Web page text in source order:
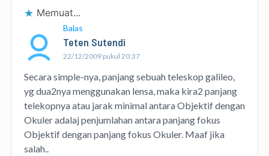
Memuat...
Balas
Teten Sutendi
22/12/2009 pukul 20:37
Secara simple-nya, panjang sebuah teleskop galileo,
yg dua2nya menggunakan lensa, maka kira2 panjang
telekopnya atau jarak minimal antara Objektif dengan
Okuler adalaj penjumlahan antara panjang fokus
Objektif dengan panjang fokus Okuler. Maaf jika
salah..